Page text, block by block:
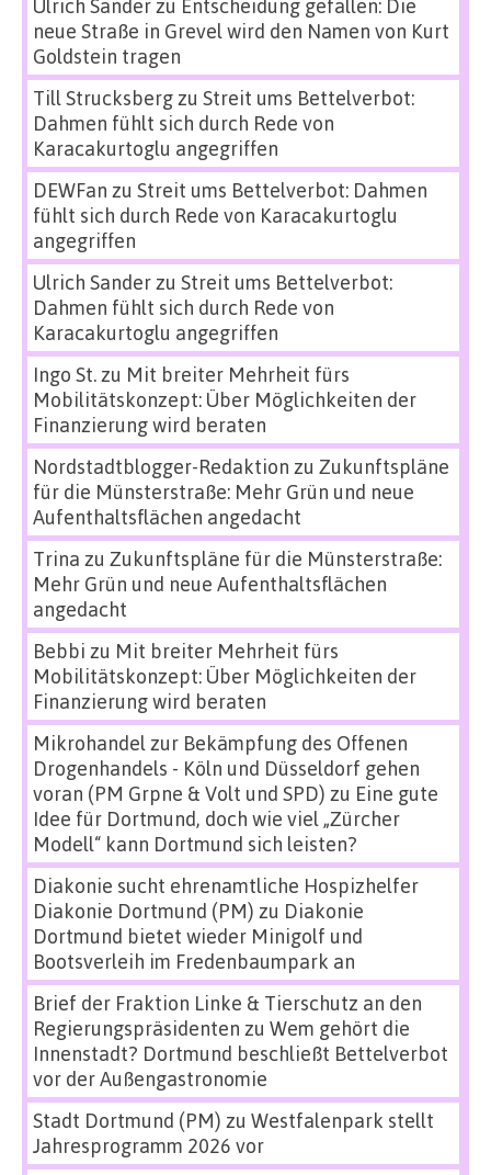
Ulrich Sanderzu Entscheidung gefallen: Die
neue Straße in Grevel wird den Namen von Kurt
Goldstein tragen
Till Strucksbergzu Streit ums Bettelverbot:
Dahmen fühlt sich durch Rede von
Karacakurtoglu angegriffen
DEWFan zu Streit ums Bettelverbot: Dahmen
fühlt sich durch Rede von Karacakurtoglu
angegriffen
Ulrich Sanderzu Streit ums Bettelverbot:
Dahmen fühlt sich durch Rede von
Karacakurtoglu angegriffen
Ingo St.zu Mit breiter Mehrheit fürs
Mobilitätskonzept: Über Möglichkeiten der
Finanzierung wird beraten
Nordstadtblogger-Redaktion zu Zukunftspläne
für die Münsterstraße: Mehr Grün und neue
Aufenthaltsflächen angedacht
Trina zu Zukunftspläne für die Münsterstraße:
Mehr Grün und neue Aufenthaltsflächen
angedacht
Bebbi zu Mit breiter Mehrheit fürs
Mobilitätskonzept: Über Möglichkeiten der
Finanzierung wird beraten
Mikrohandel zur Bekämpfung des Offenen
Drogenhandels - Köln und Düsseldorf gehen
voran (PM Grpne & Volt und SPD) zu Eine gute
Idee für Dortmund, doch wie viel „Zürcher
Modell“ kann Dortmund sich leisten?
Diakonie sucht ehrenamtliche Hospizhelfer
Diakonie Dortmund (PM) zu Diakonie
Dortmund bietet wieder Minigolf und
Bootsverleih im Fredenbaumpark an
Brief der Fraktion Linke & Tierschutz an den
Regierungspräsidenten zu Wem gehört die
Innenstadt? Dortmund beschließt Bettelverbot
vor der Außengastronomie
Stadt Dortmund (PM) zu Westfalenpark stellt
Jahresprogramm 2026 vor